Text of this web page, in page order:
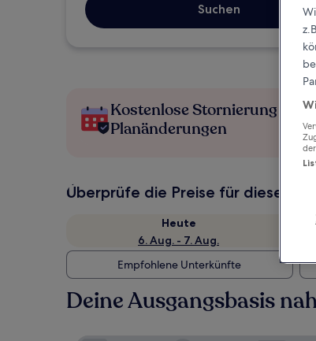
Suchen
Kostenlose Stornierung bei
Planänderungen
Überprüfe die Preise für diese
Heute
6. Aug. - 7. Aug.
Empfohlene Unterkünfte
Deine Ausgangsbasis